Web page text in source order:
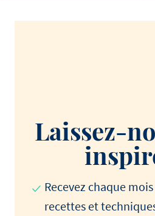
Laissez-
Recevez chaque
recettes et